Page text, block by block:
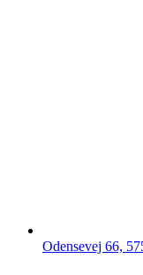
Odensevej 66,